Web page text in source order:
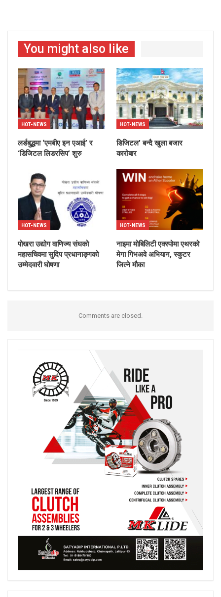
You might also like
HOT-NEWS
लर्डबुद्धमा ‘एमबीए इन एआई’ र
‘डिजिटल लिडरसिप’ शुरु
HOT-NEWS
डिजिटल’ बन्दै खुला बजार
कारोबार
HOT-NEWS
पोखरा उद्योग वाणिज्य संघको
महासचिवमा सुदिप प्रधानाङ्गको
उम्मेदवारी घोषणा
HOT-NEWS
नाइमा मोबिलिटी एक्स्पोमा एथरको
मेगा गिभअवे अभियान, स्कुटर
जित्ने मौका
Comments are closed.